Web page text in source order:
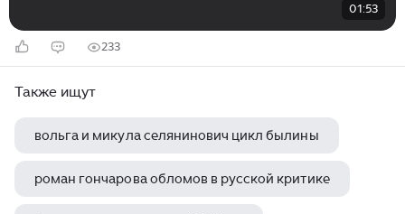
01:53
233
Также ищут
вольга и микула селянинович цикл былины
роман гончарова обломов в русской критике